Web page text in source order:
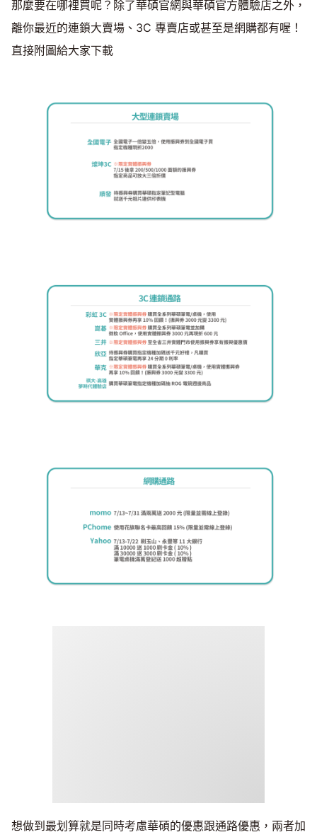
那麼要在哪裡買呢？除了華碩官網與華碩官方體驗店之外，
離你最近的連鎖大賣場、3C 專賣店或甚至是網購都有喔！
直接附圖給大家下載
想做到最划算就是同時考慮華碩的優惠跟通路優惠，兩者加